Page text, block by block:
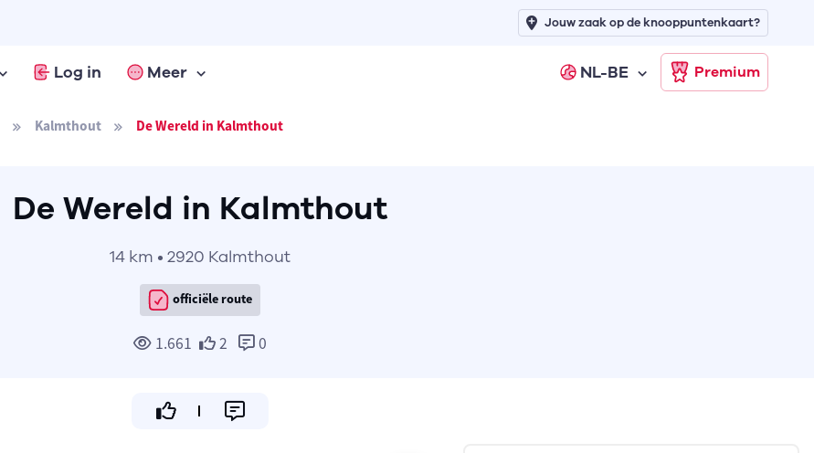
Log in Meer NL-BE Premium
Jouw zaak op de knooppuntenkaart?
Kalmthout De Wereld in Kalmthout
De Wereld in Kalmthout
14 km • 2920 Kalmthout
officiële route
1.661 2 0